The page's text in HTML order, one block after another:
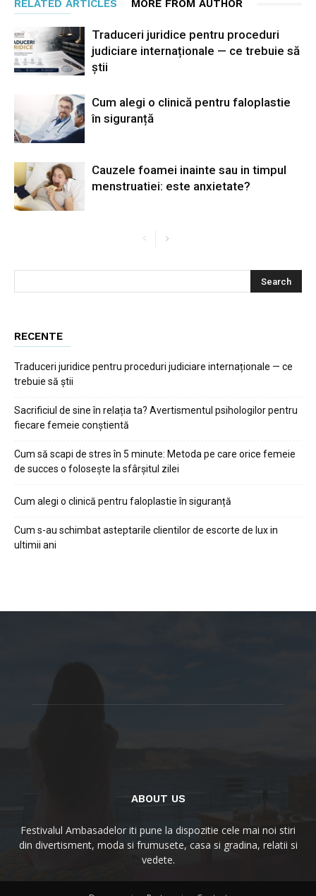
RELATED ARTICLES MORE FROM AUTHOR
Traduceri juridice pentru proceduri
judiciare internaționale — ce trebuie să
știi
Cum alegi o clinică pentru faloplastie
în siguranță
Cauzele foamei inainte sau in timpul
menstruatiei: este anxietate?
RECENTE
Traduceri juridice pentru proceduri judiciare internaționale — ce
trebuie să știi
Sacrificiul de sine în relația ta? Avertismentul psihologilor pentru
fiecare femeie conștientă
Cum să scapi de stres în 5 minute: Metoda pe care orice femeie
de succes o folosește la sfârșitul zilei
Cum alegi o clinică pentru faloplastie în siguranță
Cum s-au schimbat asteptarile clientilor de escorte de lux in
ultimii ani
ABOUT US
Festivalul Ambasadelor iti pune la dispozitie cele mai noi stiri
din divertisment, moda si frumusete, casa si gradina, relatii si
vedete.